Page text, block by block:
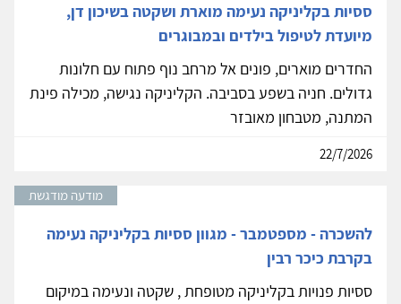
ססיות בקליניקה נעימה מוארת ושקטה בשיכון דן,
מיועדת לטיפול בילדים ובמבוגרים
החדרים מוארים, פונים אל מרחב נוף פתוח עם חלונות
גדולים. חניה בשפע בסביבה. הקליניקה נגישה, מכילה פינת
המתנה, מטבחון מאובזר
22/7/2026
מודעה מודגשת
להשכרה - מספטמבר - מגוון ססיות בקליניקה נעימה
בקרבת כיכר רבין
ססיות פנויות בקליניקה מטופחת , שקטה ונעימה במיקום